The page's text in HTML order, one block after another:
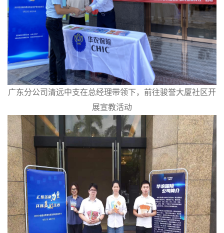
广东分公司清远中支在总经理带领下，前往骏誉大厦社区开
展宣教活动